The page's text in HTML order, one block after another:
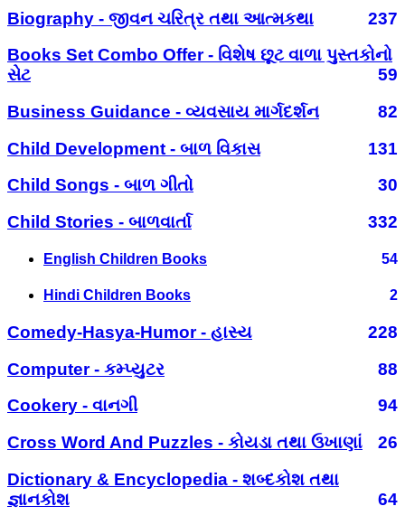
Biography - જીવન ચરિત્ર તથા આત્મકથા
237
Books Set Combo Offer - વિશેષ છૂટ વાળા પુસ્તકોનો
સેટ
59
Business Guidance - વ્યવસાય માર્ગદર્શન
82
Child Development - બાળ વિકાસ
131
Child Songs - બાળ ગીતો
30
Child Stories - બાળવાર્તા
332
English Children Books 54
Hindi Children Books 2
Comedy-Hasya-Humor - હાસ્ય
228
Computer - કમ્પ્યુટર
88
Cookery - વાનગી
94
Cross Word And Puzzles - કોયડા તથા ઉખાણાં
26
Dictionary & Encyclopedia - શબ્દકોશ તથા
જ્ઞાનકોશ
64